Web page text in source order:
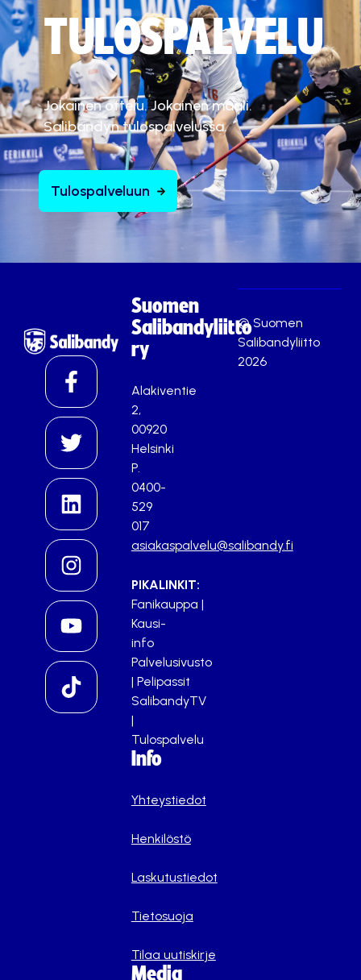
TULOSPALVELU
Jokainen ottelu. Jokainen maali.
Salibandyn tulospalvelussa.
Tulospalveluun
Suomen
Salibandyliitto
ry
Alakiventie
2,
00920
Helsinki
P.
0400-
529
017
asiakaspalvelu@salibandy.fi
PIKALINKIT:
Fanikauppa |
Kausi-
info
Palvelusivusto
| Pelipassit
SalibandyTV
|
Tulospalvelu
Info
Yhteystiedot
Henkilöstö
Laskutustiedot
Tietosuoja
Tilaa uutiskirje
Media
© Suomen
Salibandyliitto
2026